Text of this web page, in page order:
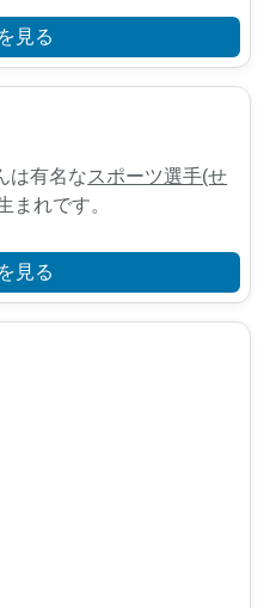
見る
は有名なスポーツ選手(せ
まれです。
見る